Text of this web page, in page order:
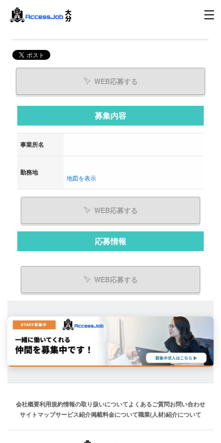
WEB応募する
募集内容
事業所名
勤務地
地図を表示
WEB応募する
応募情報
WEB応募する
会社概要利用規約情報の取り扱いについてよくあるご質問お問い合わせ
サイトマップサービス紹介掲載料金について職業(人材)紹介について